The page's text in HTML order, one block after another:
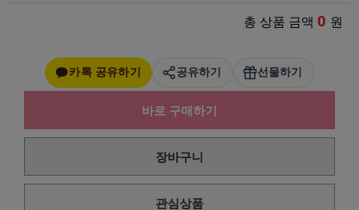
총 상품 금액 0 원
카톡 공유하기 공유하기 선물하기
바로 구매하기
장바구니
관심상품